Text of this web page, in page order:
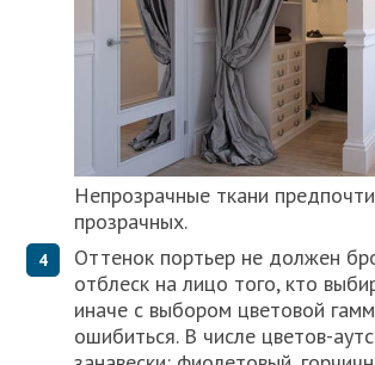
Непрозрачные ткани
прозрачных.
Оттенок портьер не должен
отблеск на лицо того, кто
иначе с выбором цветовой
ошибиться. В числе цветов-